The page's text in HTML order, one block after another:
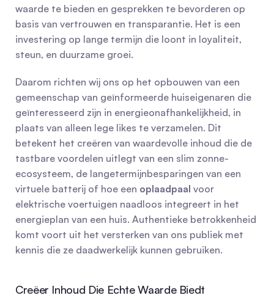
waarde te bieden en gesprekken te bevorderen op
basis van vertrouwen en transparantie. Het is een
investering op lange termijn die loont in loyaliteit,
steun, en duurzame groei.
Daarom richten wij ons op het opbouwen van een
gemeenschap van geïnformeerde huiseigenaren die
geïnteresseerd zijn in energieonafhankelijkheid, in
plaats van alleen lege likes te verzamelen. Dit
betekent het creëren van waardevolle inhoud die de
tastbare voordelen uitlegt van een slim zonne-
ecosysteem, de langetermijnbesparingen van een
virtuele batterij of hoe een oplaadpaal voor
elektrische voertuigen naadloos integreert in het
energieplan van een huis. Authentieke betrokkenheid
komt voort uit het versterken van ons publiek met
kennis die ze daadwerkelijk kunnen gebruiken.
Creëer Inhoud Die Echte Waarde Biedt